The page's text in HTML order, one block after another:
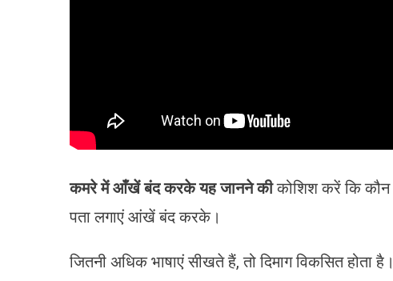
कमरे में आँखें बंद करके यह जानने कीकोशिश करें कि कौन
पता लगाएं आंखें बंद करके।
जितनी अधिक भाषाएं सीखते हैं, तो दिमाग विकसित होता